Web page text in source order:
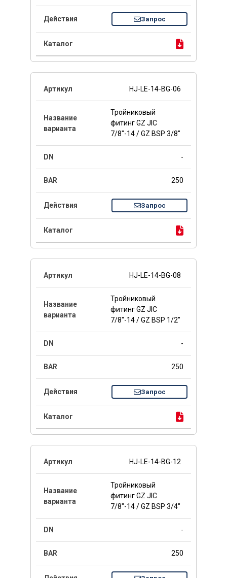
Запрос
HJ-LE-14-BG-06
Тройниковый
фитинг GZ JIC
7/8"-14 / GZ BSP 3/8"
-
250
Запрос
HJ-LE-14-BG-08
Тройниковый
фитинг GZ JIC
7/8"-14 / GZ BSP 1/2"
-
250
Запрос
HJ-LE-14-BG-12
Тройниковый
фитинг GZ JIC
7/8"-14 / GZ BSP 3/4"
-
250